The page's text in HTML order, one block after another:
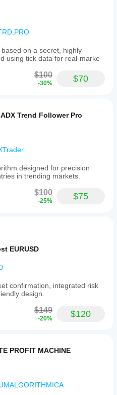
on a secret, highly
using tick data for real-marke
$100
-30% $70
Trend Follower Pro
designed for precision
in trending markets.
$100
-25% $75
EURUSD
confirmation, integrated risk
design.
$149
-20% $120
PROFIT MACHINE